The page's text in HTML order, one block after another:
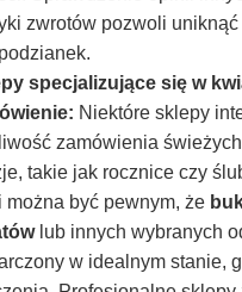
zwrotów pozwoli
specjalizujące się w
Niektóre sklepy
zamówienia
takie jak rocznice czy
można być pewnym, że
lub innych wybranych
w idealnym stanie,